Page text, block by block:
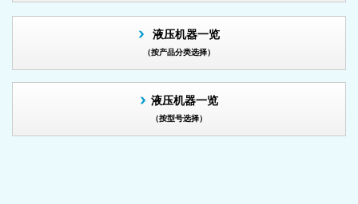
液压机器一览
（按产品分类选择）
液压机器一览
（按型号选择）